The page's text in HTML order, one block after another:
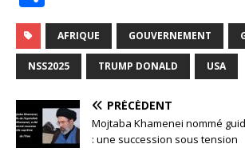
e
s
y
c
e
b
o
o
k
k
e
dI
n
e
g
ra
ai
l
ar
ta
g
e
r
AFRIQUE GOUVERNEMENT
NSS2025 TRUMP DONALD USA
PRÉCÉDENT
Mojtaba Khamenei nommé
: une succession sous tension